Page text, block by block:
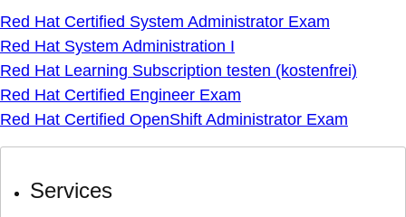
Red Hat Certified System Administrator Exam
Red Hat System Administration I
Red Hat Learning Subscription testen (kostenfrei)
Red Hat Certified Engineer Exam
Red Hat Certified OpenShift Administrator Exam
Services